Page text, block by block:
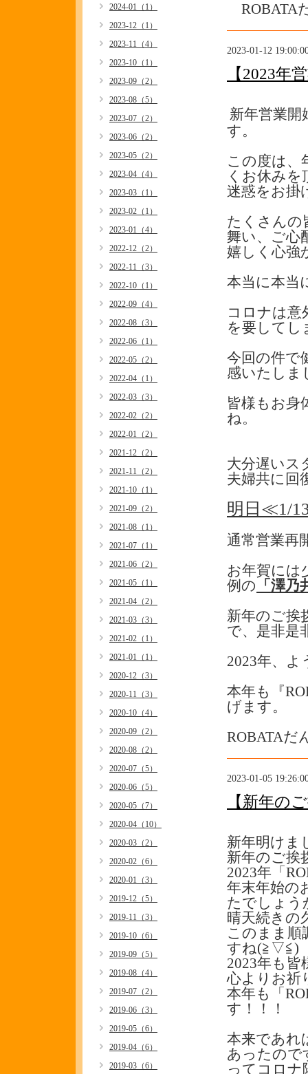
ROBATA
2023-01-12
【2023年
新年営業開
す。
この度は、
くお休みを
迷惑をお掛
たくさんの
舞い、ご心
嬉しく心
本当に本当
コロナは意
を要してし
今回の件で
感いたし
皆様もお身
ね。
大分遅いス
夫婦共に回
明日≪1/
通常営業再
お年賀には
例の 「澤乃
新年のご挨
で、是非是
2023年、
本年も『
げます。
ROBATA
2023-01-05
【新年の
新年明けま
新年のご挨
2023年「
年末年始の
たでしょう
晴天続きの
このまま順
すね(≧▽≦)
2023年も
心よりお
本年も「
す！！！
本来であれ
あったので
ってコロナ
2024-01（1）
2023-12（1）
2023-11（4）
2023-10（1）
2023-09（2）
2023-08（5）
2023-07（2）
2023-06（2）
2023-05（2）
2023-04（4）
2023-03（1）
2023-02（1）
2023-01（4）
2022-12（2）
2022-11（3）
2022-10（1）
2022-09（4）
2022-08（3）
2022-06（1）
2022-05（2）
2022-04（1）
2022-03（3）
2022-02（2）
2022-01（2）
2021-12（2）
2021-11（2）
2021-10（1）
2021-09（2）
2021-08（1）
2021-07（1）
2021-06（2）
2021-05（1）
2021-04（2）
2021-03（3）
2021-02（1）
2021-01（1）
2020-12（3）
2020-11（3）
2020-10（4）
2020-09（2）
2020-08（2）
2020-07（5）
2020-06（5）
2020-05（7）
2020-04（10）
2020-03（2）
2020-02（6）
2020-01（3）
2019-12（5）
2019-11（3）
2019-10（6）
2019-09（5）
2019-08（4）
2019-07（2）
2019-06（3）
2019-05（6）
2019-04（6）
2019-03（6）